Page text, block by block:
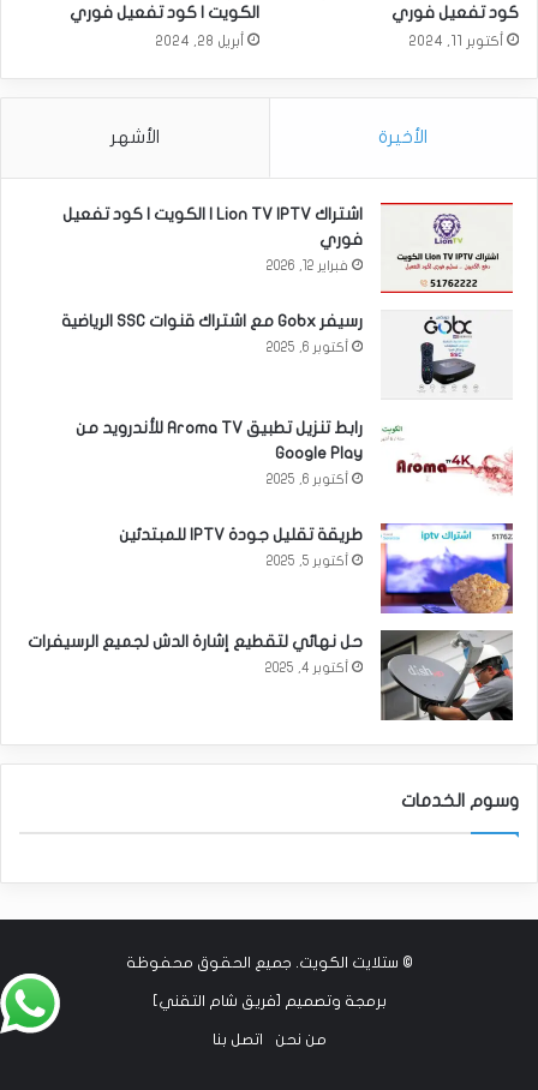
كود تفعيل فوري
أكتوبر 11, 2024
الكويت | كود تفعيل فوري
أبريل 28, 2024
الأخيرة الأشهر
اشتراك Lion TV IPTV | الكويت | كود تفعيل
فوري
فبراير 12, 2026
رسيفر Gobx مع اشتراك قنوات SSC الرياضية
أكتوبر 6, 2025
رابط تنزيل تطبيق Aroma TV للأندرويد من
Google Play
أكتوبر 6, 2025
طريقة تقليل جودة IPTV للمبتدئين
أكتوبر 5, 2025
حل نهائي لتقطيع إشارة الدش لجميع الرسيفرات
أكتوبر 4, 2025
وسوم الخدمات
© ستلايت الكويت. جميع الحقوق محفوظة
برمجة وتصميم [فريق شام التقني]
من نحن اتصل بنا